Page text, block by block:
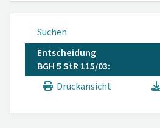
Suchen
Entscheidung
BGH 5 StR 115/03:
Druckansicht